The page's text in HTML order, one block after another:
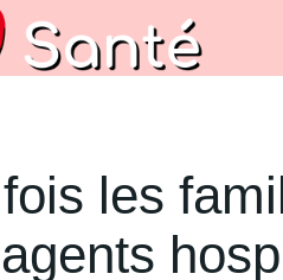
les